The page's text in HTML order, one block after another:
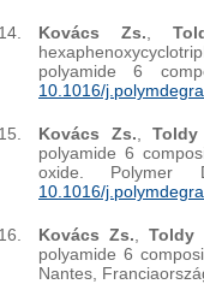
Kovács Zs.
polyamide 6
10.1016/
Kovács Zs. ,
polyamide 6
oxide. Polymer
10.1016/
Kovács Zs. ,Toldy
polyamide 6
Nantes,